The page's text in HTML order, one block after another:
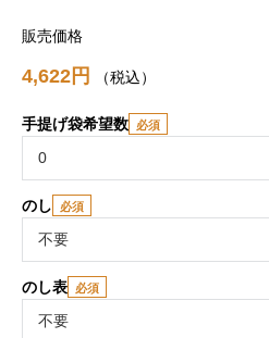
販売価格
4,622 税込
手提げ袋希望数
のし
のし表